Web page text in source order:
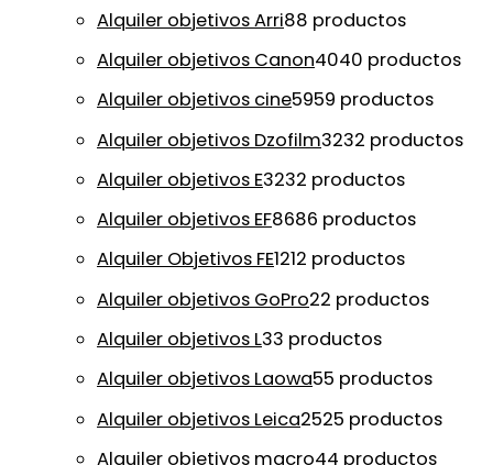
Alquiler objetivos Arri88 productos
Alquiler objetivos Canon4040 productos
Alquiler objetivos cine5959 productos
Alquiler objetivos Dzofilm3232 productos
Alquiler objetivos E3232 productos
Alquiler objetivos EF8686 productos
Alquiler Objetivos FE1212 productos
Alquiler objetivos GoPro22 productos
Alquiler objetivos L33 productos
Alquiler objetivos Laowa55 productos
Alquiler objetivos Leica2525 productos
Alquiler objetivos macro44 productos